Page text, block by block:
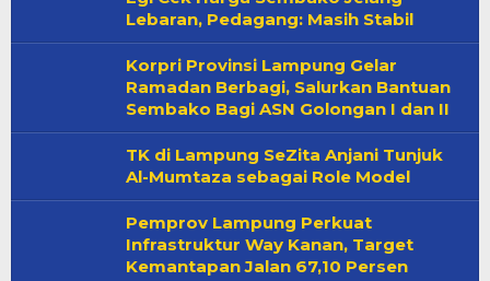
Lebaran, Pedagang: Masih Stabil
Korpri Provinsi Lampung Gelar
Ramadan Berbagi, Salurkan Bantuan
Sembako Bagi ASN Golongan I dan II
TK di Lampung SeZita Anjani Tunjuk
Al-Mumtaza sebagai Role Model
Pemprov Lampung Perkuat
Infrastruktur Way Kanan, Target
Kemantapan Jalan 67,10 Persen